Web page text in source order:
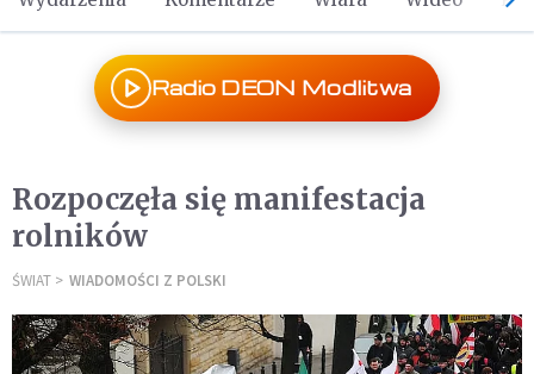
Radio DEON Modlitwa
Rozpoczęła się manifestacja
rolników
ŚWIAT WIADOMOŚCI Z POLSKI